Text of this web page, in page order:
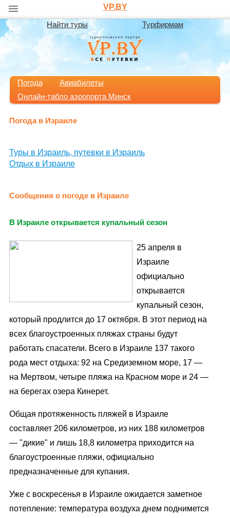
VP.BY
Найти туры Турфирмам
Погода
Авиабилеты
Онлайн-табло аэропорта Минск
Погода в Израиле
Туры в Израиль, путевки в Израиль
Отдых в Израиле
Сообщения о погоде в Израиле
В Израиле открывается купальный сезон
25 апреля в
Израиле
официально
открывается
купальный сезон,
который продлится до 17 октября. В этот период на
всех благоустроенных пляжах страны будут
работать спасатели. Всего в Израиле 137 такого
рода мест отдыха: 92 на Средиземном море, 17 —
на Мертвом, четыре пляжа на Красном море и 24 —
на берегах озера Кинерет.
Общая протяженность пляжей в Израиле
составляет 206 километров, из них 188 километров
— "дикие" и лишь 18,8 километра приходится на
благоустроенные пляжи, официально
предназначенные для купания.
Уже с воскресенья в Израиле ожидается заметное
потепление: температура воздуха днем поднимется